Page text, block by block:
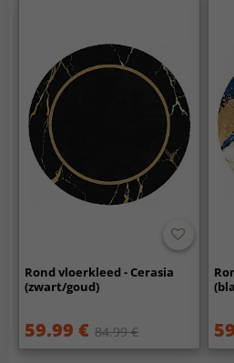
Rond vloerkleed - Cerasia
(zwart/goud)
59.99 € 84.99 €